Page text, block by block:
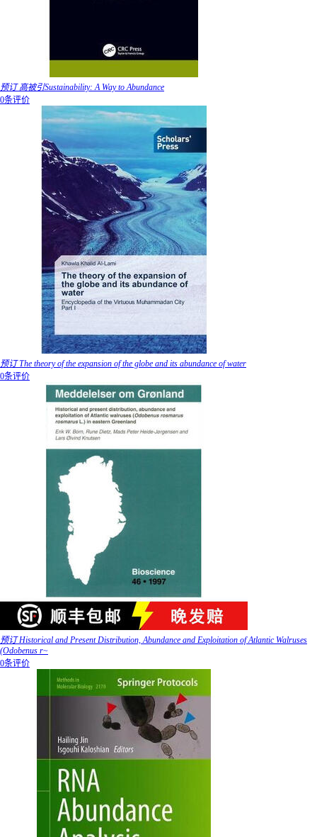
预订 高被引Sustainability: A Way to Abundance
0条评价
预订 The theory of the expansion of the globe and its abundance of water
0条评价
预订 Historical and Present Distribution, Abundance and Exploitation of Atlantic Walruses
(Odobenus r~
0条评价